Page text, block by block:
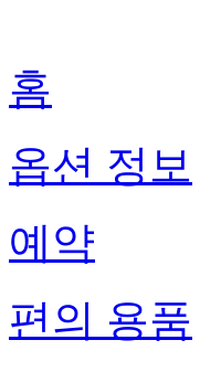
홈
옵션 정보
예약
편의 용품